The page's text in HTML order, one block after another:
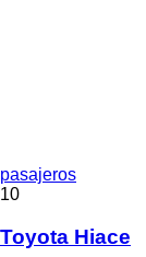
pasajeros
10
Toyota Hiace